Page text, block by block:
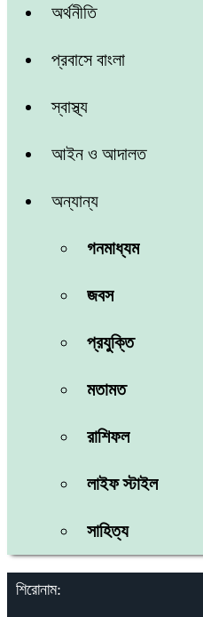
অর্থনীতি
প্রবাসে বাংলা
স্বাস্থ্য
আইন ও আদালত
অন্যান্য
গনমাধ্যম
জবস
প্রযুক্তি
মতামত
রাশিফল
লাইফ স্টাইল
সাহিত্য
শিরোনাম: